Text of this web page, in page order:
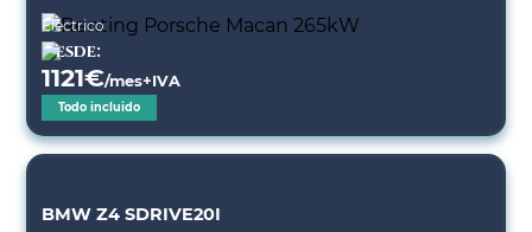
Eléctrico
Desde:
1121€/mes+IVA
Todo incluido
BMW Z4 SDRIVE20I